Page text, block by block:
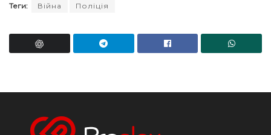
Теги: Війна Поліція